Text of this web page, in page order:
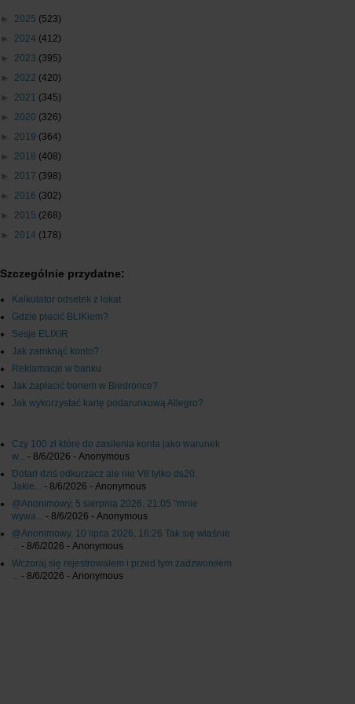
► 2025 (523)
► 2024 (412)
► 2023 (395)
► 2022 (420)
► 2021 (345)
► 2020 (326)
► 2019 (364)
► 2018 (408)
► 2017 (398)
► 2016 (302)
► 2015 (268)
► 2014 (178)
Szczególnie przydatne:
Kalkulator odsetek z lokat
Gdzie płacić BLIKiem?
Sesje ELIXIR
Jak zamknąć konto?
Reklamacje w banku
Jak zapłacić bonem w Biedronce?
Jak wykorzystać kartę podarunkową Allegro?
Czy 100 zł które do zasilenia konta jako warunek
w... - 8/6/2026 - Anonymous
Dotarł dziś odkurzacz ale nie V8 tylko ds20.
Jakie... - 8/6/2026 - Anonymous
@Anonimowy, 5 sierpnia 2026, 21:05 "mnie
wywa... - 8/6/2026 - Anonymous
@Anonimowy, 10 lipca 2026, 16:26 Tak się właśnie
... - 8/6/2026 - Anonymous
Wczoraj się rejestrowałem i przed tym zadzwoniłem
... - 8/6/2026 - Anonymous